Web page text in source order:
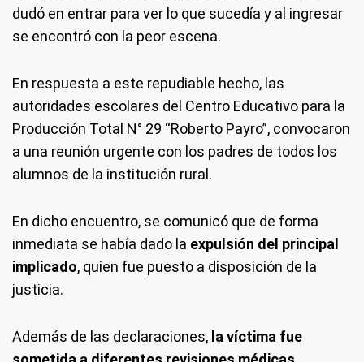
dudó en entrar para ver lo que sucedía y al ingresar
se encontró con la peor escena.
En respuesta a este repudiable hecho, las
autoridades escolares del Centro Educativo para la
Producción Total N° 29 “Roberto Payro”, convocaron
a una reunión urgente con los padres de todos los
alumnos de la institución rural.
En dicho encuentro, se comunicó que de forma
inmediata se había dado la expulsión del principal
implicado, quien fue puesto a disposición de la
justicia.
Además de las declaraciones, la víctima fue